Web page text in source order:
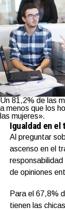
Un 81,2% de las
a menos que los
las mujeres».
Igualdad en el
Al preguntar
ascenso en el
de opiniones
Para el 67,8%
tienen las